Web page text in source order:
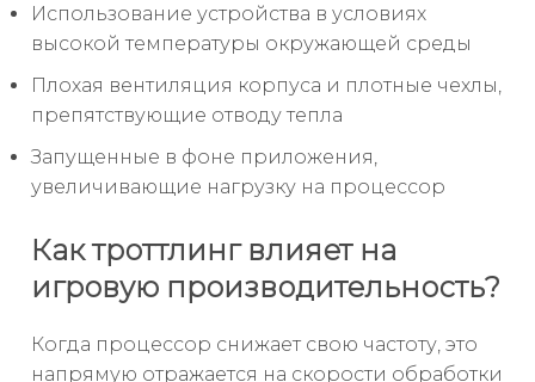
Использование устройства в условиях
высокой температуры окружающей среды
Плохая вентиляция корпуса и плотные чехлы,
препятствующие отводу тепла
Запущенные в фоне приложения,
увеличивающие нагрузку на процессор
Как троттлинг влияет на
игровую производительность?
Когда процессор снижает свою частоту, это
напрямую отражается на скорости обработки